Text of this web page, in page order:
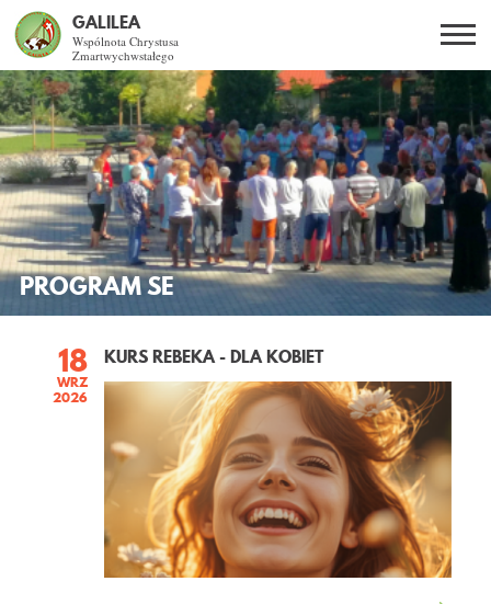
GALILEA
Wspólnota Chrystusa
Zmartwychwstałego
PL BG
Szukaj
CO DAJE ŻYCIE Z JEZUSEM?
SPOTKANIA OTWARTE
DLA KOGO?
WSPÓLNOTA
KURSY SNE
KONTAKT
PROGRAM SE
18
WRZ
2026
KURS REBEKA - DLA KOBIET